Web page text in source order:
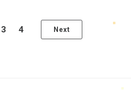
3 4 Next